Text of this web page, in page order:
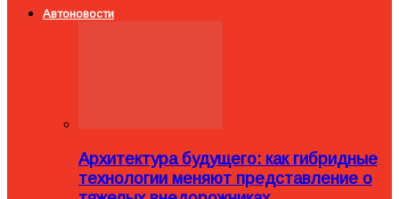
Автоновости
Архитектура будущего: как гибридные
технологии меняют представление о